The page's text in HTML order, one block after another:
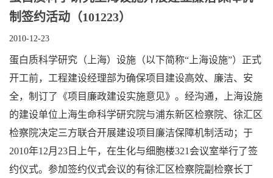
制签约活动（101223）
2010-12-23
蛋白质科学研究（上海）设施（以下简称“上海设施”）正式
开工前，工程建设经理部为确保项目建设高效、廉洁、安
全，制订了《项目廉政建设实施意见》。经沟通，上海设施
的建设单位上海生命科学研究院与浦东新区检察院、徐汇区
检察院决定三方联合开展建设项目廉洁保障机制活动；于
2010年12月23日上午，在生化与细胞楼321会议室举行了签
约仪式。参加签约仪式会议的有徐汇区检察院副检察长丁